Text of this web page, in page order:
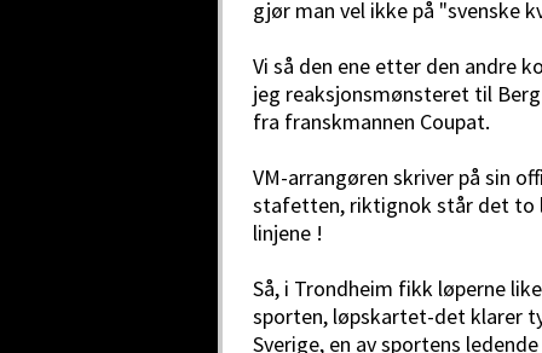
gjør man vel ikke på "svenske
Vi så den ene etter den andre
jeg reaksjonsmønsteret til
fra franskmannen Coupat.
VM-arrangøren skriver på sin
stafetten, riktignok står det to
linjene !
Så, i Trondheim fikk løperne
sporten, løpskartet-det klarer
Sverige, en av sportens